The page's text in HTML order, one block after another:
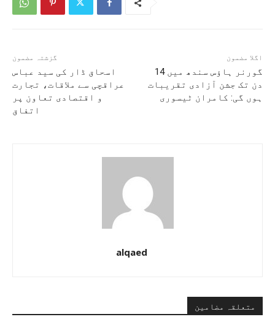
گزشتہ مضمون
اسحاق ڈار کی سید عباس
عراقچی سے ملاقات، تجارت
و اقتصادی تعاون پر
اتفاق
اگلا مضمون
گورنر ہاؤس سندھ میں 14
دن تک جشن آزادی تقریبات
ہوں گی: کامران ٹیسوری
alqaed
متعلقہ مضامین